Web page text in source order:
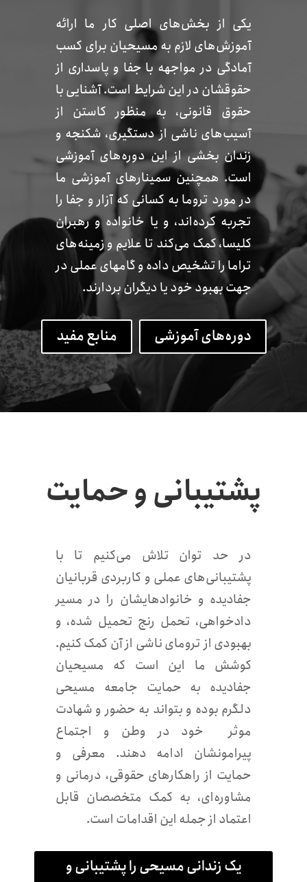
یکی از بخش‌های اصلی کار ما ارائه
آموزش‌های لازم به مسیحیان برای کسب
آمادگی در مواجهه با جفا و پاسداری از
حقوقشان در این شرایط است. آشنایی با
حقوق قانونی، به منظور کاستن از
آسیب‌های ناشی از دستگیری، شکنجه و
زندان بخشی از این دوره‌های آموزشی
است. همچنین سمینارهای آموزشی ما
در مورد تروما به کسانی که آزار و جفا را
تجربه کرده‌اند، و یا خانواده و رهبران
کلیسا، کمک می‌کند تا علایم و زمینه‌های
تراما را تشخیص داده و گامهای عملی در
جهت بهبود خود یا دیگران بردارند.
دوره‌های آموزشی منابع مفید
پشتیبانی و حمایت
در حد توان تلاش می‌کنیم تا با
پشتیبانی‌های عملی و کاربردی قربانیان
جفادیده و خانوادهایشان را در مسیر
دادخواهی، تحمل رنج تحمیل شده، و
بهبودی از ترومای ناشی از آن کمک کنیم.
کوشش ما این است که مسیحیان
جفادیده به حمایت جامعه مسیحی
دلگرم بوده و بتواند به حضور و شهادت
موثر خود در وطن و اجتماع
پیرامونشان ادامه دهند. معرفی و
حمایت از راهکارهای حقوقی، درمانی و
مشاوره‌ای، به کمک متخصصان قابل
اعتماد از جمله این اقدامات است.
یک زندانی مسیحی را پشتیبانی و